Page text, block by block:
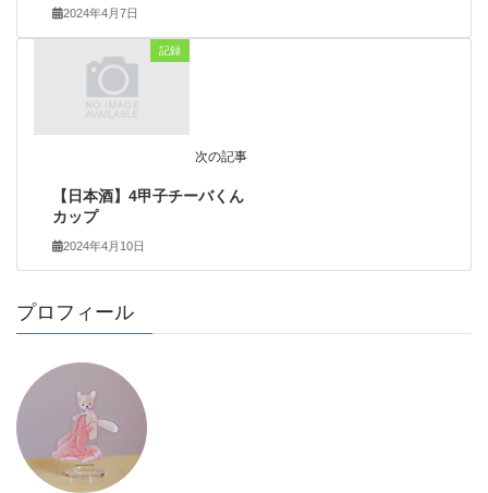
2024年4月7日
記録
次の記事
【日本酒】4甲子チーバくん
カップ
2024年4月10日
プロフィール